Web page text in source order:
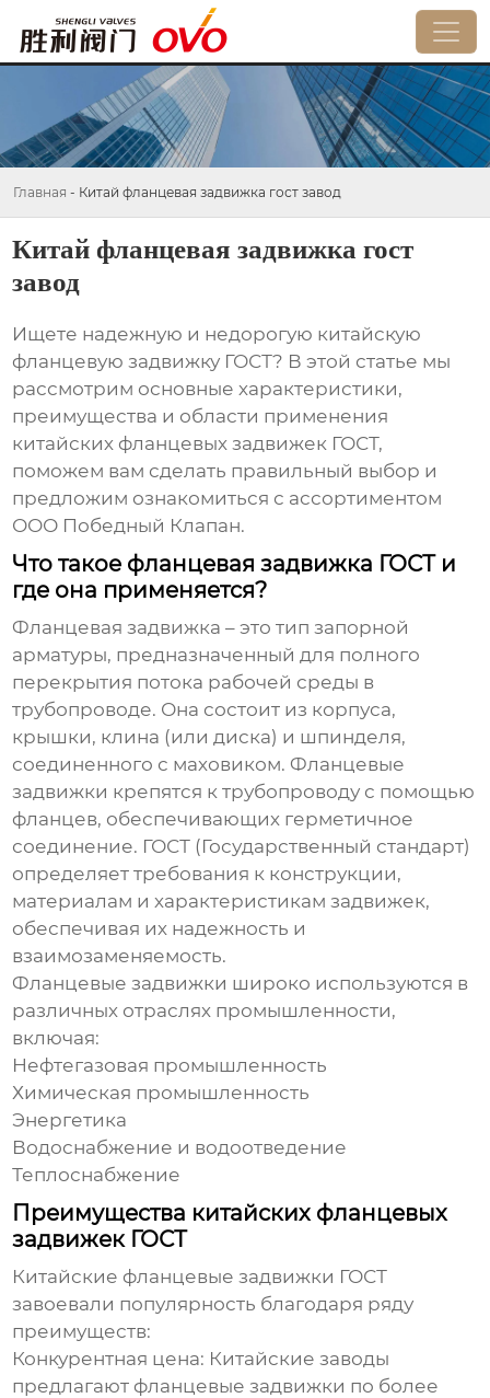
Главная - Китай фланцевая задвижка гост завод
Китай фланцевая задвижка гост
завод
Ищете надежную и недорогую китайскую
фланцевую задвижку ГОСТ? В этой статье мы
рассмотрим основные характеристики,
преимущества и области применения
китайских фланцевых задвижек ГОСТ,
поможем вам сделать правильный выбор и
предложим ознакомиться с ассортиментом
ООО Победный Клапан.
Что такое фланцевая задвижка ГОСТ и
где она применяется?
Фланцевая задвижка – это тип запорной
арматуры, предназначенный для полного
перекрытия потока рабочей среды в
трубопроводе. Она состоит из корпуса,
крышки, клина (или диска) и шпинделя,
соединенного с маховиком. Фланцевые
задвижки крепятся к трубопроводу с помощью
фланцев, обеспечивающих герметичное
соединение. ГОСТ (Государственный стандарт)
определяет требования к конструкции,
материалам и характеристикам задвижек,
обеспечивая их надежность и
взаимозаменяемость.
Фланцевые задвижки широко используются в
различных отраслях промышленности,
включая:
Нефтегазовая промышленность
Химическая промышленность
Энергетика
Водоснабжение и водоотведение
Теплоснабжение
Преимущества китайских фланцевых
задвижек ГОСТ
Китайские фланцевые задвижки ГОСТ
завоевали популярность благодаря ряду
преимуществ:
Конкурентная цена: Китайские заводы
предлагают фланцевые задвижки по более